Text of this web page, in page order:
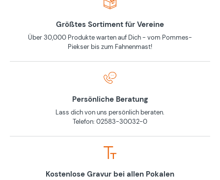
Größtes Sortiment für Vereine
Über 30,000 Produkte warten auf Dich - vom Pommes-
Piekser bis zum Fahnenmast!
Persönliche Beratung
Lass dich von uns persönlich beraten.
Telefon: 02583-30032-0
Kostenlose Gravur bei allen Pokalen